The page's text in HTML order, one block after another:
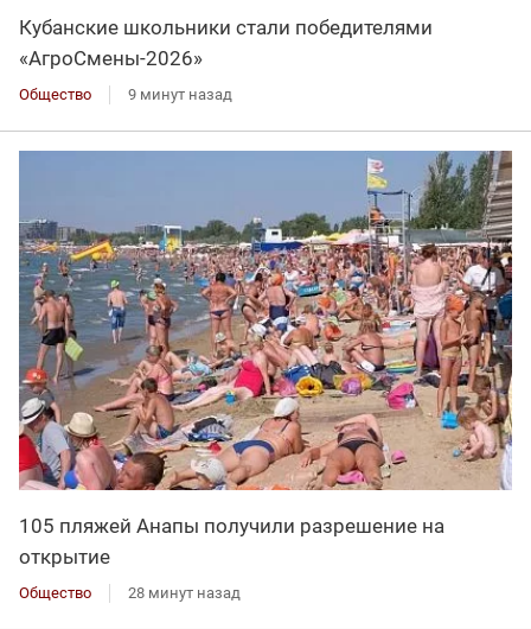
Кубанские школьники стали победителями
«АгроСмены-2026»
Общество 9 минут назад
105 пляжей Анапы получили разрешение на
открытие
Общество 28 минут назад